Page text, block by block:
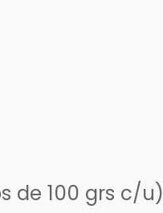
de 100 grs c/u)